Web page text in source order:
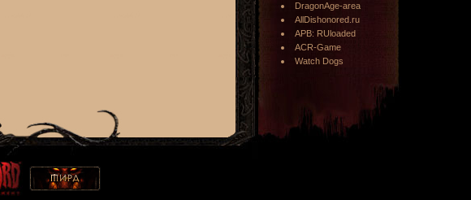
DragonAge-area
AllDishonored.ru
APB: RUloaded
ACR-Game
Watch Dogs